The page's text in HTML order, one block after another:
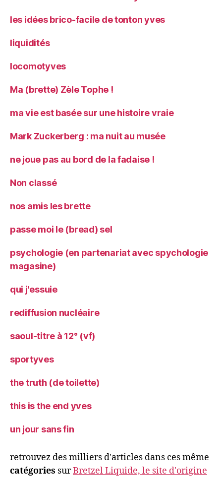
les idées brico-facile de tonton yves
liquidités
locomotyves
Ma (brette) Zèle Tophe !
ma vie est basée sur une histoire vraie
Mark Zuckerberg : ma nuit au musée
ne joue pas au bord de la fadaise !
Non classé
nos amis les brette
passe moi le (bread) sel
psychologie (en partenariat avec spychologie
magasine)
qui j'essuie
rediffusion nucléaire
saoul-titre à 12° (vf)
sportyves
the truth (de toilette)
this is the end yves
un jour sans fin
retrouvez des milliers d'articles dans ces même
catégories surBretzel Liquide, le site d'origine